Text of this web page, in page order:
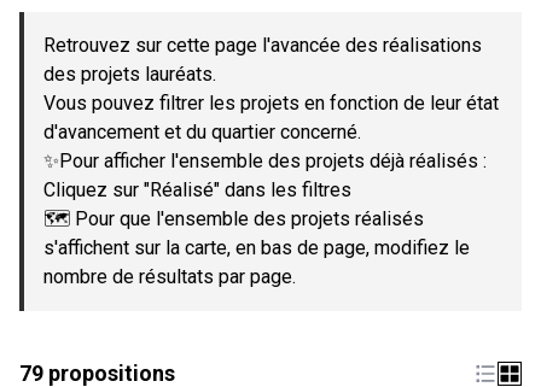
−
Retrouvez sur cette page l'avancée des réalisations
des projets lauréats.
Vous pouvez filtrer les projets en fonction de leur état
d'avancement et du quartier concerné.
✨Pour afficher l'ensemble des projets déjà réalisés :
Cliquez sur "Réalisé" dans les filtres
🗺️ Pour que l'ensemble des projets réalisés
s'affichent sur la carte, en bas de page, modifiez le
nombre de résultats par page.
79 propositions